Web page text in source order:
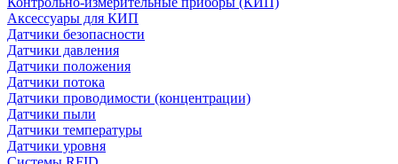
Аксессуары для КИП
Датчики безопасности
Датчики давления
Датчики положения
Датчики потока
Датчики проводимости (концентрации)
Датчики пыли
Датчики температуры
Датчики уровня